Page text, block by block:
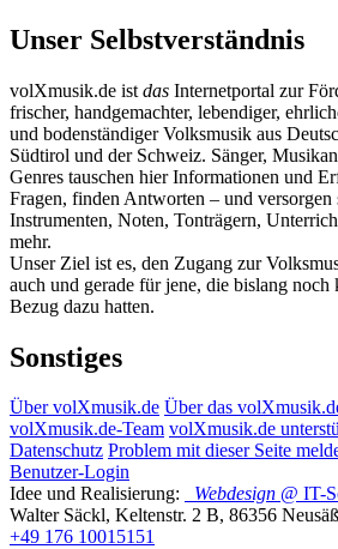
Unser Selbstverständnis
volXmusik.de ist das Internetportal zur
frischer, handgemachter, lebendiger,
und bodenständiger Volksmusik aus
Südtirol und der Schweiz. Sänger,
Genres tauschen hier Informationen und
Fragen, finden Antworten – und versorgen
Instrumenten, Noten, Tonträgern,
mehr.
Unser Ziel ist es, den Zugang zur
auch und gerade für jene, die bislang noch
Bezug dazu hatten.
Sonstiges
Über volXmusik.de Über das
volXmusik.de-Team volXmusik.de
Datenschutz Problem mit dieser Seite
Benutzer-Login
Idee und Realisierung:
Webdesign @ IT-
Walter Säckl, Keltenstr. 2 B, 86356 Neusäß
+49 176 10015151